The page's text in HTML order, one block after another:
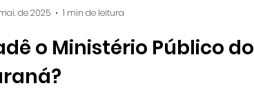
o Ministério Público do
de 2025 1 min de leitura